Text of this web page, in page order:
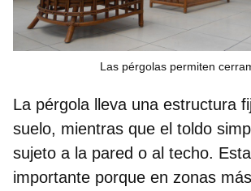
Las pérgolas permiten
La pérgola lleva una estructura
suelo, mientras que el toldo
sujeto a la pared o al techo.
importante porque en zonas